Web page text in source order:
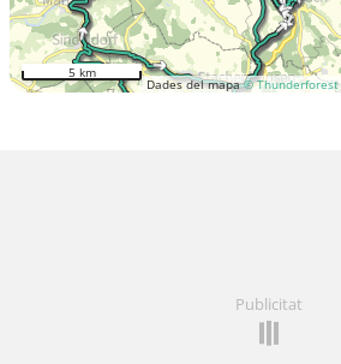
Dades del mapa© Thunderforest
5 km
Publicitat